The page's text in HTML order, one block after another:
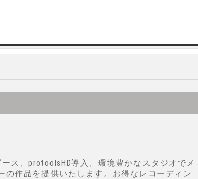
ス、protoolsHD導入、環境豊かなスタジオでメ
の作品を提供いたします。お得なレコーディン